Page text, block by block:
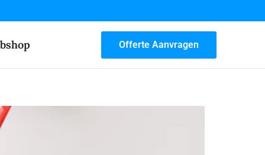
Offerte Aanvragen